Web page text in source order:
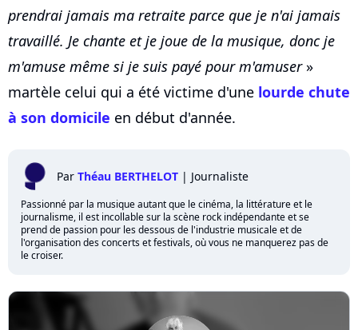
prendrai jamais ma retraite parce que je n'ai jamais
travaillé. Je chante et je joue de la musique, donc je
m'amuse même si je suis payé pour m'amuser»
martèle celui qui a été victime d'une lourde chute
à son domicile en début d'année.
Par Théau BERTHELOT | Journaliste
Passionné par la musique autant que le cinéma, la littérature et le
journalisme, il est incollable sur la scène rock indépendante et se
prend de passion pour les dessous de l'industrie musicale et de
l'organisation des concerts et festivals, où vous ne manquerez pas de
le croiser.